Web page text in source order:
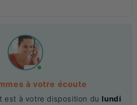
à votre écoute
est à votre disposition du lundi